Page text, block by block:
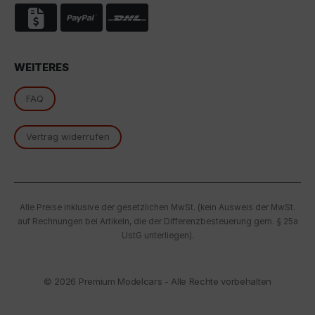
WEITERES
FAQ
Vertrag widerrufen
Alle Preise inklusive der gesetzlichen MwSt. (kein Ausweis der MwSt.
auf Rechnungen bei Artikeln, die der Differenzbesteuerung gem. § 25a
UstG unterliegen).
© 2026 Premium Modelcars - Alle Rechte vorbehalten
Cookie akzeptieren, stimmen Sie gemäß Art. 49 Abs. 1
S. 1 lit. a DSGVO ein, dass Ihre Daten in den USA durch
Google verarbeitet werden. Die USA werden vom
Datenschutzniveau eingestuft.
Es besteht insbesondere das Risiko, dass Ihre Daten
von US-Behörden zu Kontroll- und
Überwachungszwecken, möglicherweise ohne
Rechtsmittel, verarbeitet werden. Wenn Sie auf "Nur